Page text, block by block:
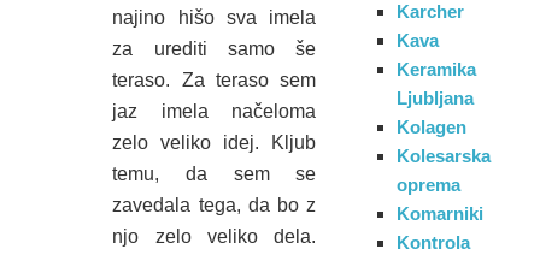
najino hišo sva imela
za urediti samo še
teraso. Za teraso sem
jaz imela načeloma
zelo veliko idej. Kljub
temu, da sem se
zavedala tega, da bo z
njo zelo veliko dela.
Karcher
Kava
Keramika
Ljubljana
Kolagen
Kolesarska
oprema
Komarniki
Kontrola